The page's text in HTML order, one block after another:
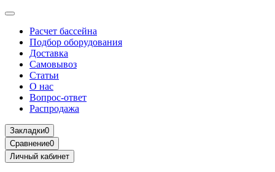
Расчет бассейна
Подбор оборудования
Доставка
Самовывоз
Статьи
О нас
Вопрос-ответ
Распродажа
Закладки0
Сравнение0
Личный кабинет